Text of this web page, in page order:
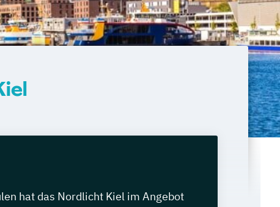
hat das Nordlicht Kiel im Angebot